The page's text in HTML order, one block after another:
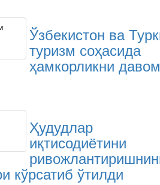
Ўзбекистон ва
туризм соҳасида
ҳамкорликни давом
Ҳудудлар
иқтисодиётини
кўрсатиб ўтилди